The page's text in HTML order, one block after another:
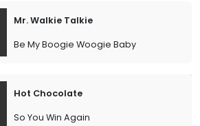
Mr. Walkie Talkie
Be My Boogie Woogie Baby
Hot Chocolate
So You Win Again